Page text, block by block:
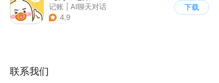
记账
AI聊天对话
4.9
下载
联系我们